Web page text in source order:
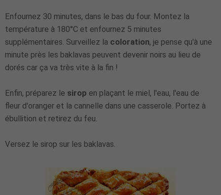
Enfournez 30 minutes, dans le bas du four. Montez la
température à 180°C et enfournez 5 minutes
supplémentaires. Surveillez la coloration, je pense qu'à une
minute près les baklavas peuvent devenir noirs au lieu de
dorés car ça va très vite à la fin !
Enfin, préparez le sirop en plaçant le miel, l'eau, l'eau de
fleur d'oranger et la cannelle dans une casserole. Portez à
ébullition et retirez du feu.
Versez le sirop sur les baklavas.